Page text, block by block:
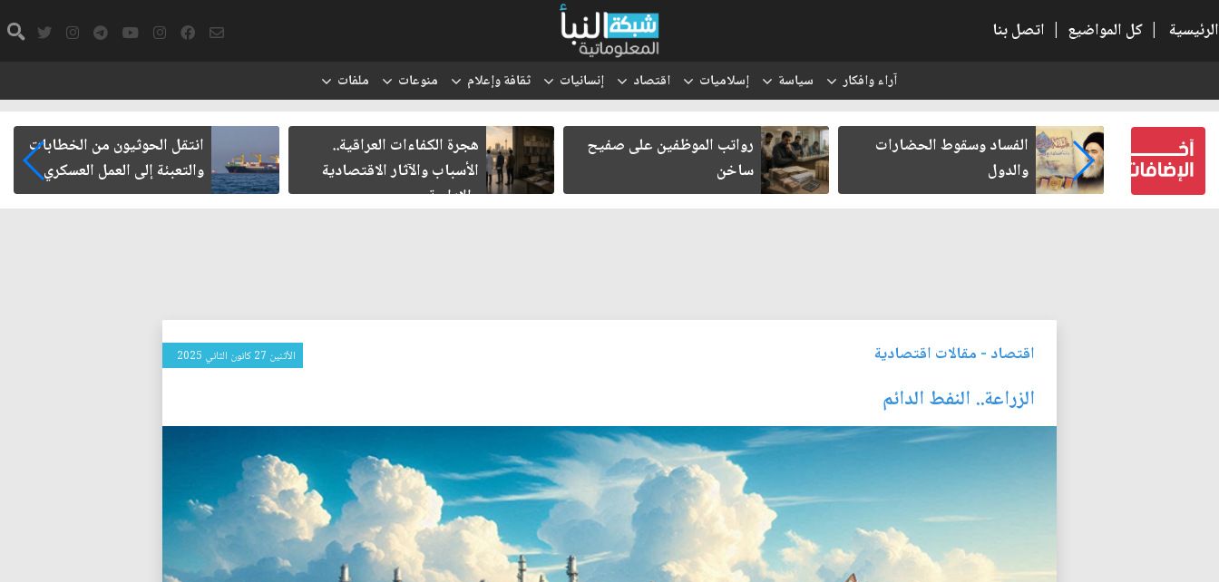
الرئيسية | كل المواضيع | اتصل بنا
آراء وافكار سياسة إسلاميات اقتصاد إنسانيات ثقافة وإعلام منوعات ملفات
كتب لنفسه
الفساد وسقوط الحضارات
والدول
رواتب الموظفين على صفيح
ساخن
هجرة الكفاءات العراقية..
الأسباب والآثار الاقتصادية
والإدارية
انتقل الحوثيون من الخطابات
والتعبئة إلى العمل العسكري
اقتصاد - مقالات اقتصادية الأثنين 27 كانون الثاني 2025
الزراعة.. النفط الدائم